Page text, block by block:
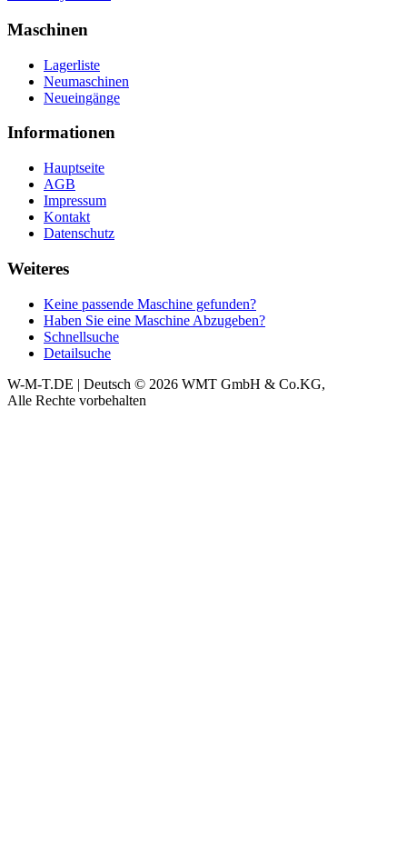
Maschinen
Lagerliste
Neumaschinen
Neueingänge
Informationen
Hauptseite
AGB
Impressum
Kontakt
Datenschutz
Weiteres
Keine passende Maschine gefunden?
Haben Sie eine Maschine Abzugeben?
Schnellsuche
Detailsuche
W-M-T.DE | Deutsch © 2026 WMT GmbH & Co.KG,
Alle Rechte vorbehalten